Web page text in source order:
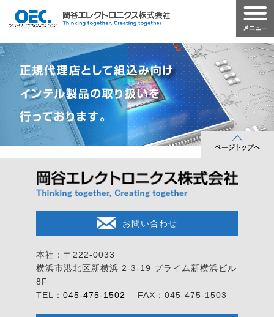
お問い合わせ
本社：〒222-0033
横浜市港北区新横浜 2-3-19 プライム新横浜ビル
8F
TEL： 045-475-1502 FAX：045-475-1503